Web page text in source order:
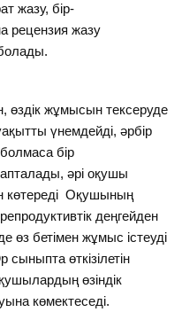
жазу, бір-
рецензия жазу
өздік жұмысын тексеруде
үнемдейді, әрбір
бір
әрі оқушы
көтереді Оқушының
деңгейден
өз бетімен жұмыс істеуді
өткізілетін
өзіндік
көмектеседі.